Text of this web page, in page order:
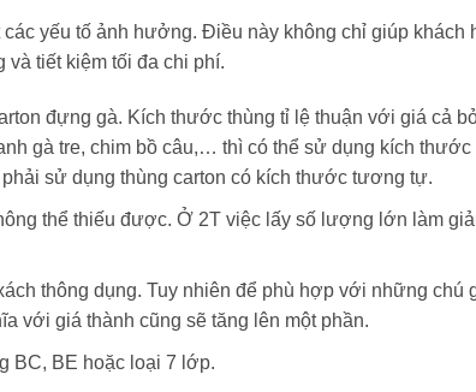
yếu tố ảnh hưởng. Điều này không chỉ giúp khách
tiết kiệm tối đa chi phí.
đựng gà. Kích thước thùng tỉ lệ thuận với giá cả
gà tre, chim bồ câu,… thì có thể sử dụng kích thước
sử dụng thùng carton có kích thước tương tự.
thể thiếu được. Ở 2T việc lấy số lượng lớn làm
thông dụng. Tuy nhiên để phù hợp với những chú
với giá thành cũng sẽ tăng lên một phần.
BC, BE hoặc loại 7 lớp.